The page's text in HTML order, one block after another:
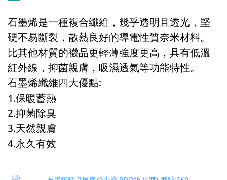
石墨烯是一種複合纖維，幾乎透明且透光，堅
硬不易斷裂，散熱良好的導電性質奈米材料。
比其他材質的襪品更輕薄強度更高，具有低溫
紅外線，抑菌親膚，吸濕透氣等功能特性。
石墨烯纖維四大優點:
1.保暖蓄熱
2.抑菌除臭
3.天然親膚
4.永久有效